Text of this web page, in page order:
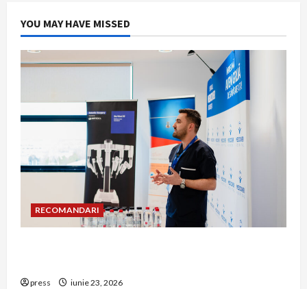
YOU MAY HAVE MISSED
RECOMANDARI
press iunie 23, 2026